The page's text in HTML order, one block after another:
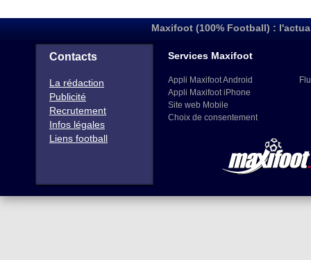
Maxifoot (100% Football) :
Contacts
La rédaction
Publicité
Recrutement
Infos légales
Liens football
Services Maxifoot
Appli Maxifoot Android
Appli Maxifoot iPhone
Site web Mobile
Choix de consentement